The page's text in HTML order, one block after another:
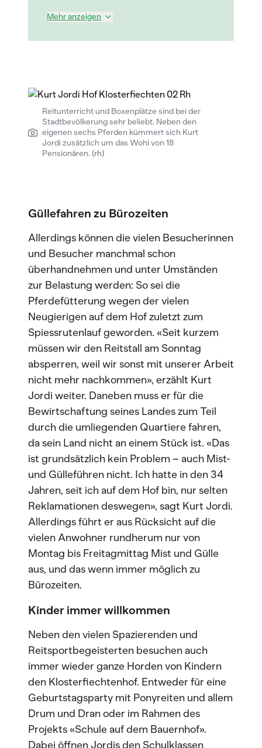
Mehr anzeigen
Reitunterricht und Boxenplätze sind bei der
Stadtbevölkerung sehr beliebt. Neben den
eigenen sechs Pferden kümmert sich Kurt
Jordi zusätzlich um das Wohl von 18
Pensionären. (rh)
Güllefahren zu Bürozeiten
Allerdings können die vielen Besucherinnen
und Besucher manchmal schon
überhandnehmen und unter Umständen
zur Belastung werden: So sei die
Pferdefütterung wegen der vielen
Neugierigen auf dem Hof zuletzt zum
Spiessrutenlauf geworden. «Seit kurzem
müssen wir den Reitstall am Sonntag
absperren, weil wir sonst mit unserer Arbeit
nicht mehr nachkommen», erzählt Kurt
Jordi weiter. Daneben muss er für die
Bewirtschaftung seines Landes zum Teil
durch die umliegenden Quartiere fahren,
da sein Land nicht an einem Stück ist. «Das
ist grundsätzlich kein Problem – auch Mist-
und Gülleführen nicht. Ich hatte in den 34
Jahren, seit ich auf dem Hof bin, nur selten
Reklamationen deswegen», sagt Kurt Jordi.
Allerdings führt er aus Rücksicht auf die
vielen Anwohner rundherum nur von
Montag bis Freitagmittag Mist und Gülle
aus, und das wenn immer möglich zu
Bürozeiten.
Kinder immer willkommen
Neben den vielen Spazierenden und
Reitsportbegeisterten besuchen auch
immer wieder ganze Horden von Kindern
den Klosterfiechtenhof. Entweder für eine
Geburtstagsparty mit Ponyreiten und allem
Drum und Dran oder im Rahmen des
Projekts «Schule auf dem Bauernhof».
Dabei öffnen Jordis den Schulklassen